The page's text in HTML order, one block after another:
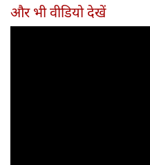
और भी वीडियो देखें